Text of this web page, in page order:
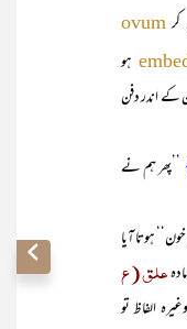
ovum
ہو
کے اندر دفن
’’پھر ہم نے
ہوتا آیا
علق (ع
الفاظ تو